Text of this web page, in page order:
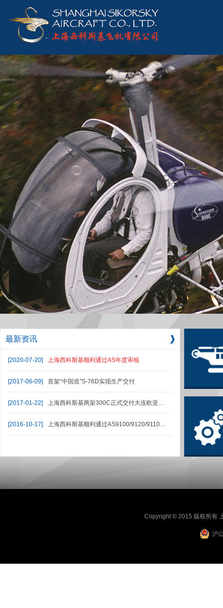
最新资讯
[2020-07-20] 上海西科斯基顺利通过AS年度审核
[2017-06-09] 首架“中国造”S-76D实现生产交付
[2017-01-22] 上海西科斯基两架300C正式交付大连欧亚…
[2016-10-17] 上海西科斯基顺利通过AS9100/9120/9110…
Copyright © 2015 版权所有
沪